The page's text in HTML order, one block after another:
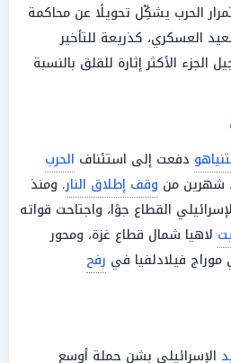
الحرب يشكِّل تحويلًا عن محاكمة
العسكري، كذريعة للتأخير
الجزء الأكثر إثارة للقلق بالنسبة
دفعت إلى استئناف الحرب
وقف إطلاق النار. ومنذ
القطاع جوًا، واجتاحت قواته
لاهيا شمال قطاع غزة، ومحور
فيلادلفيا في رفح
الإسرائيلي بشن حملة أوسع